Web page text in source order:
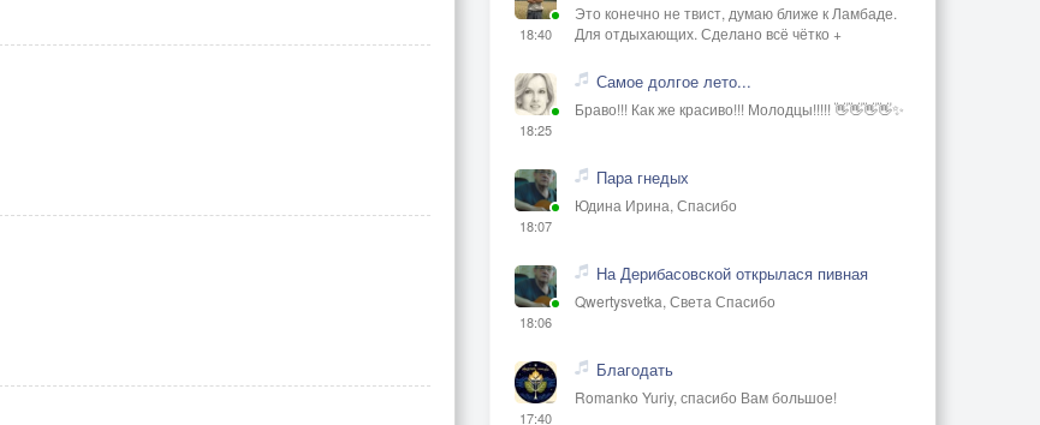
18:40
Это конечно не твист, думаю ближе к Ламбаде.
Для отдыхающих. Сделано всё чётко +
18:25
Самое долгое лето...
Браво!!! Как же красиво!!! Молодцы!!!!! 👋👋👋👋✨
18:07
Пара гнедых
Юдина Ирина, Спасибо
18:06
На Дерибасовской открылася пивная
Qwertysvetka, Света Спасибо
17:40
Благодать
Romanko Yuriy, спасибо Вам большое!